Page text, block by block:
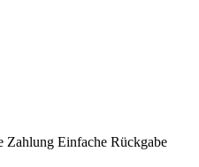
Zahlung Einfache Rückgabe